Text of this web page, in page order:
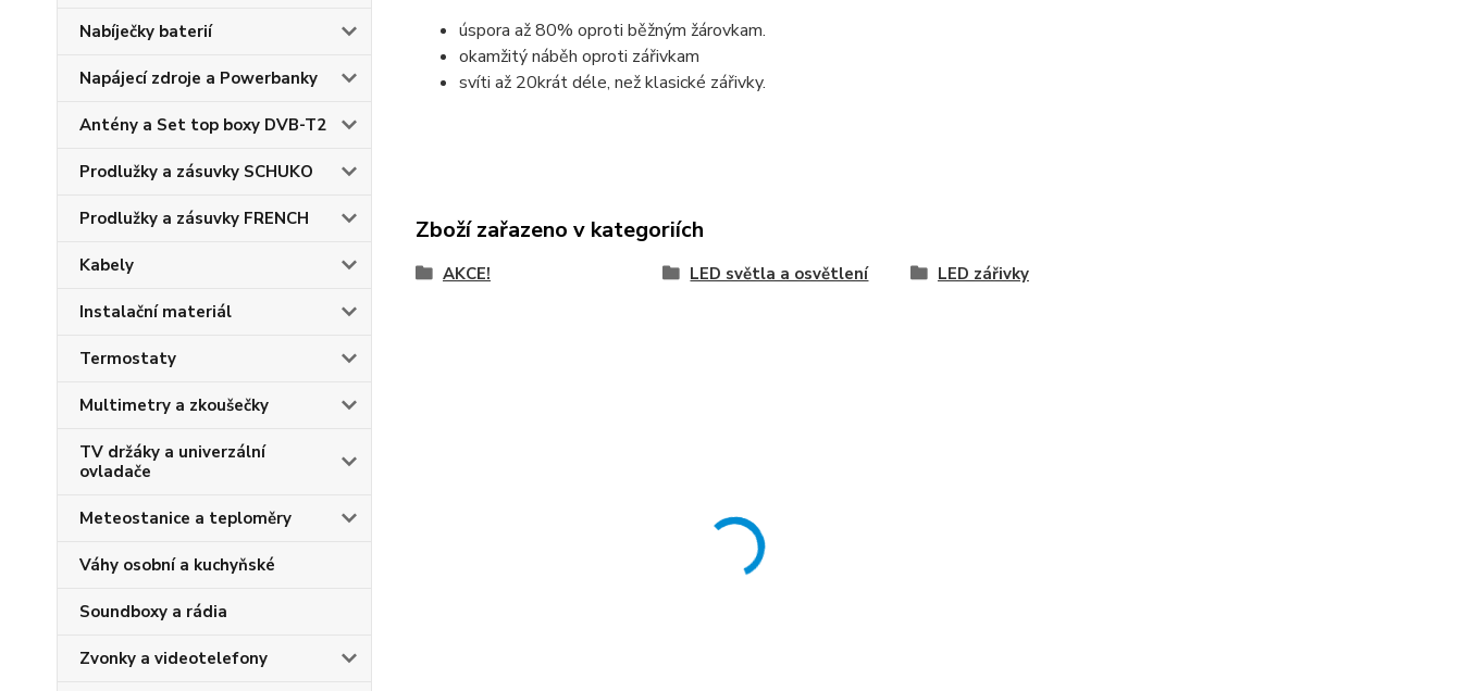
Nabíječky baterií
Napájecí zdroje a Powerbanky
Antény a Set top boxy DVB-T2
Prodlužky a zásuvky SCHUKO
Prodlužky a zásuvky FRENCH
Kabely
Instalační materiál
Termostaty
Multimetry a zkoušečky
TV držáky a univerzální
ovladače
Meteostanice a teploměry
Váhy osobní a kuchyňské
Soundboxy a rádia
Zvonky a videotelefony
úspora až 80% oproti běžným žárovkam.
okamžitý náběh oproti zářivkam
svíti až 20krát déle, než klasické zářivky.
Zboží zařazeno v kategoriích
AKCE! LED světla a osvětlení LED zářivky